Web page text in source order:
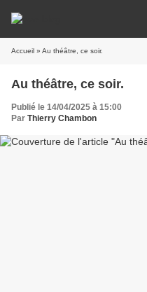
Accueil » Au théâtre, ce soir.
Au théâtre, ce soir.
Publié le 14/04/2025 à 15:00
Par Thierry Chambon